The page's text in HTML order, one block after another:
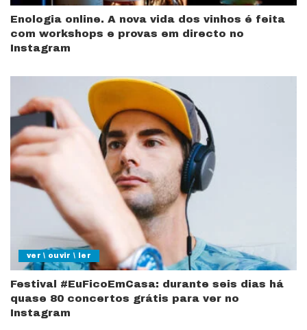
Enologia online. A nova vida dos vinhos é feita
com workshops e provas em directo no
Instagram
ver \ ouvir \ ler
Festival #EuFicoEmCasa: durante seis dias há
quase 80 concertos grátis para ver no
Instagram